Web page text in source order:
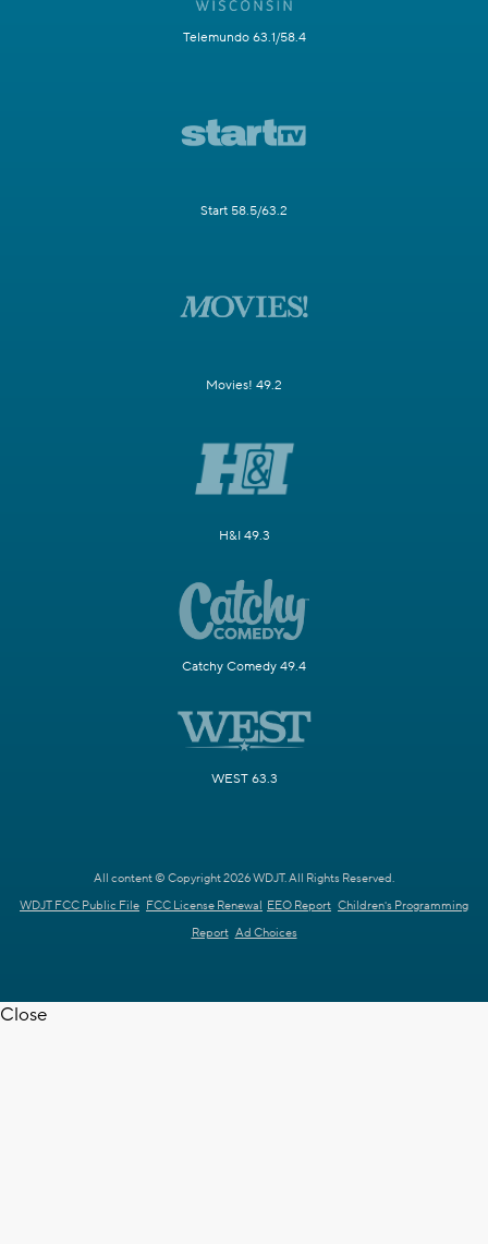
Telemundo 63.1/58.4
Start 58.5/63.2
Movies! 49.2
H&I 49.3
Catchy Comedy 49.4
WEST 63.3
All content © Copyright 2026 WDJT. All Rights Reserved.
WDJT FCC Public File FCC License Renewal EEO Report Children's Programming
Report Ad Choices
Close